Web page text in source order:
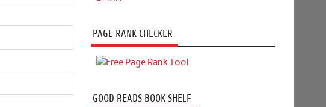
PAGE RANK CHECKER
GOOD READS BOOK SHELF